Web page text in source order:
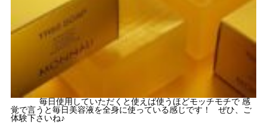
毎日使用していただくと使えば使うほどモッチモチで 感
覚で言うと毎日美容液を全身に使っている感じです！ ぜひ、ご
体験下さいね♪